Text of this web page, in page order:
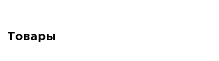
Товары